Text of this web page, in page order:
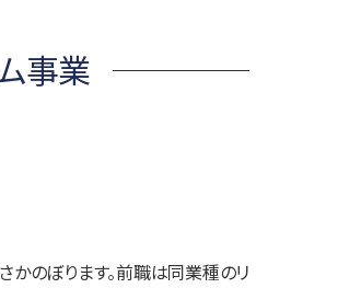
事業
かのぼります。前職は同業種のリ